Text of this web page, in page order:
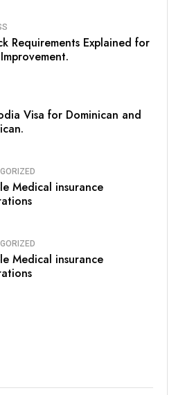
Requirements Explained for
Visa for Dominican and
Medical insurance
Medical insurance